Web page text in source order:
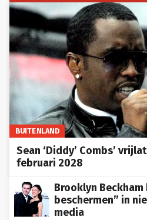
BUITENLAND
Sean ‘Diddy’ Combs’
februari 2028
Brooklyn
beschermen” in
media